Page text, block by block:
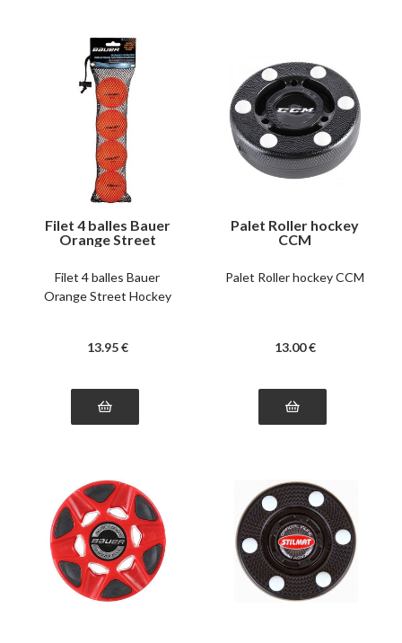
Filet 4 balles Bauer
Orange Street
Filet 4 balles Bauer
Orange Street Hockey
13.95 €
Palet Roller hockey
CCM
Palet Roller hockey CCM
13.00 €